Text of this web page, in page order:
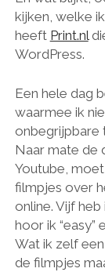
kijken, welke
heeft Print.nl
WordPress.
Een hele dag
waarmee ik
onbegrijpbare
Naar mate de
Youtube,
filmpjes over
online. Vijf
hoor ik “easy”
Wat ik zelf
de filmpjes